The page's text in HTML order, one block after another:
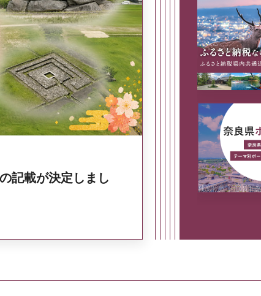
記載が決定しまし
奈良県政策集